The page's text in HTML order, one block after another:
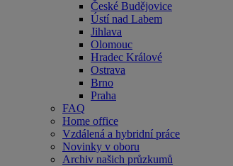
České Budějovice
Ústí nad Labem
Jihlava
Olomouc
Hradec Králové
Ostrava
Brno
Praha
FAQ
Home office
Vzdálená a hybridní práce
Novinky v oboru
Archiv našich průzkumů